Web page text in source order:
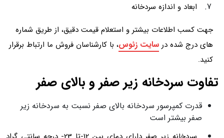
ابعاد و اندازه سردخانه
جهت کسب اطلاعات بیشتر و استعلام قیمت دقیق، از طریق شماره
های درج شده در سایت زئوس، با کارشناسان فروش ما ارتباط برقرار
کنید.
تفاوت سردخانه زیر صفر و بالای صفر
قدرت کمپرسور سردخانه بالای صفر نسبت به سردخانه زیر
صفر بیشتر است